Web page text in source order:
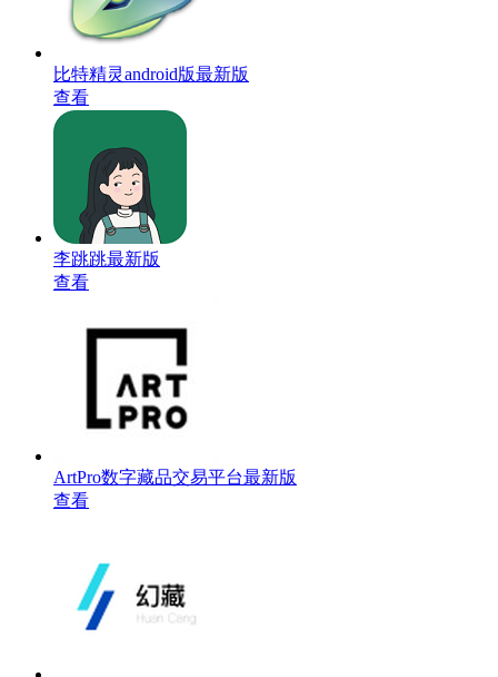
比特精灵android版最新版
查看
李跳跳最新版
查看
ArtPro数字藏品交易平台最新版
查看